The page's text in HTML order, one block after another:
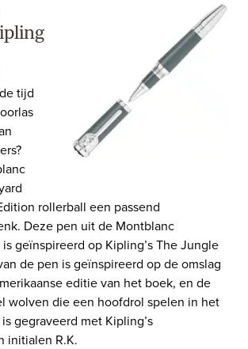
tijd
rollerball een passend
Deze pen uit de Montblanc
geïnspireerd op Kipling’s The Jungle
de pen is geïnspireerd op de omslag
editie van het boek, en de
wolven die een hoofdrol spelen in het
gegraveerd met Kipling’s
initialen R.K.